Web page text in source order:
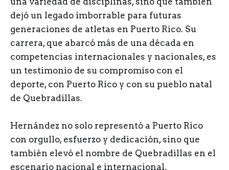
dejó un legado imborrable para futuras
generaciones de atletas en Puerto Rico. Su
carrera, que abarcó más de una década en
competencias internacionales y nacionales, es
un testimonio de su compromiso con el
deporte, con Puerto Rico y con su pueblo natal
de Quebradillas.
Hernández no solo representó a Puerto Rico
con orgullo, esfuerzo y dedicación, sino que
también elevó el nombre de Quebradillas en el
escenario nacional e internacional,